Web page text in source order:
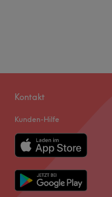
Kontakt
Kunden-Hilfe